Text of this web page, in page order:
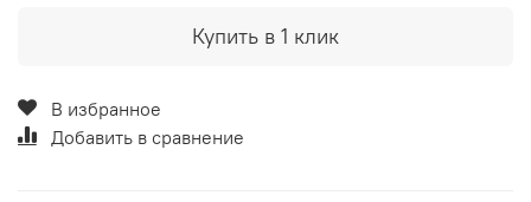
Купить в 1 клик
В избранное
Добавить в сравнение